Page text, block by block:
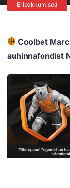
Eripakkumised
Coolbet
auhinnafondist